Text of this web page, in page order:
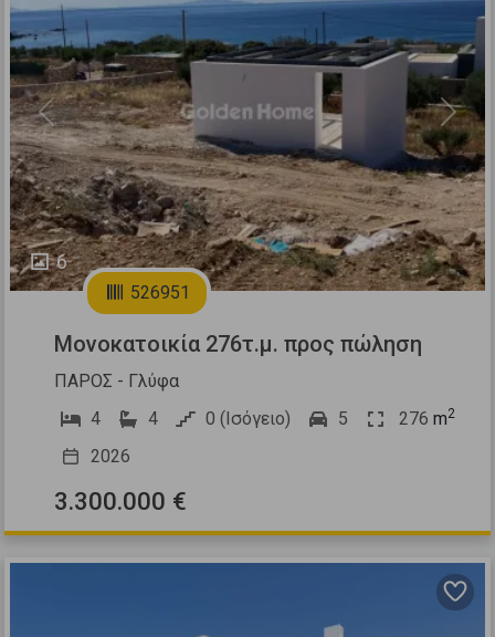
6
Previous Next
526951
Μονοκατοικία 276τ.μ. προς πώληση
ΠΑΡΟΣ - Γλύφα
4
4 0 (Ισόγειο) 5 276 m2
2026
3.300.000 €